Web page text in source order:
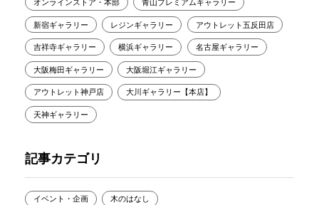
オンラインストア・本部 青山プレミアムギャラリー
新宿ギャラリー レジンギャラリー アウトレット五反田店
吉祥寺ギャラリー 横浜ギャラリー 名古屋ギャラリー
大阪梅田ギャラリー 大阪堀江ギャラリー
アウトレット神戸店 大川ギャラリー【本店】
天神ギャラリー
記事カテゴリ
イベント・企画 木のはなし